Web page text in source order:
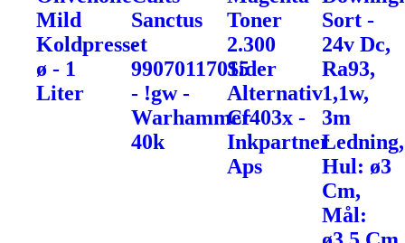
Mild
Koldpresset
ø - 1
Liter
Sanctus
-
99070117015
- !gw -
Warhammer
40k
Toner
2.300
Sider
Alternativ
Cf403x -
Inkpartner
Aps
Sort -
24v Dc,
Ra93,
1,1w,
3m
Ledning,
Hul: ø3
Cm,
Mål: